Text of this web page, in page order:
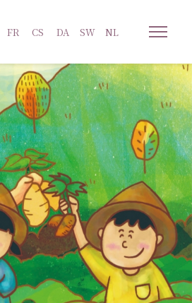
FR CS DA SW NL